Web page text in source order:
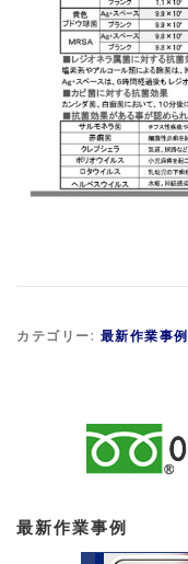
カテゴリー: 最新作業事例
最新作業事例